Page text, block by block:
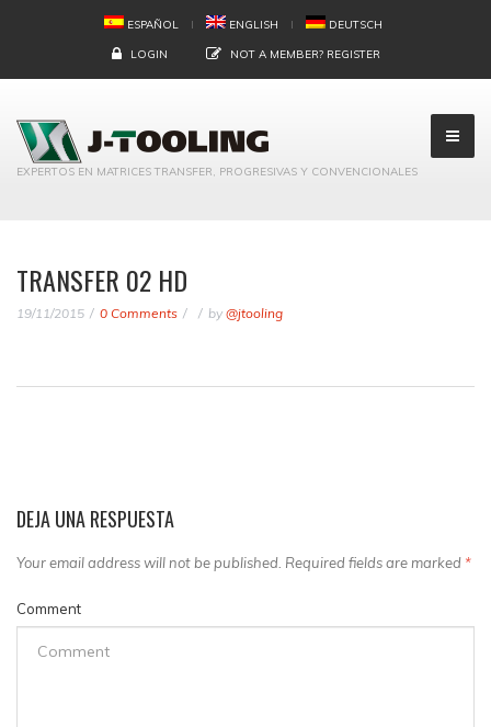
ESPAÑOL ENGLISH DEUTSCH
LOGIN NOT A MEMBER? REGISTER
EXPERTOS EN MATRICES TRANSFER, PROGRESIVAS Y CONVENCIONALES
TRANSFER 02 HD
19/11/2015 0 Comments by @jtooling
DEJA UNA RESPUESTA
Your email address will not be published. Required fields are marked *
Comment